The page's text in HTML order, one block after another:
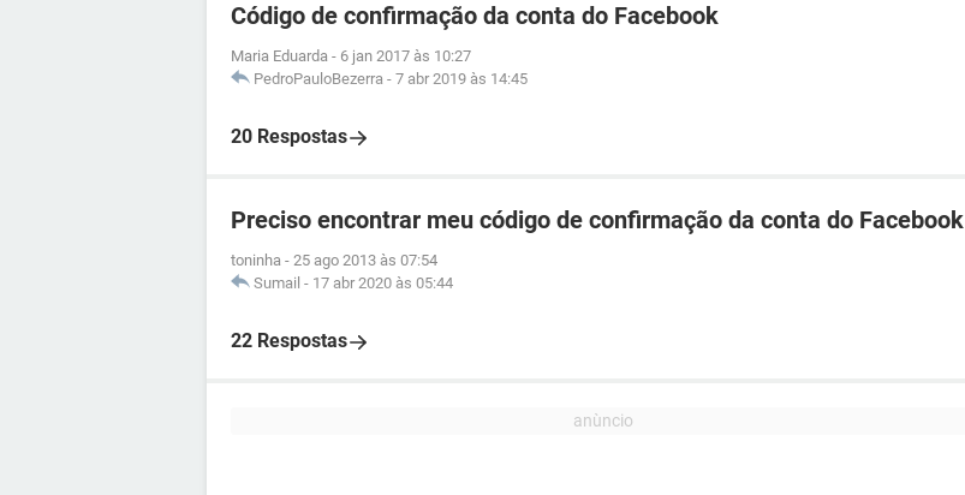
Código de confirmação da conta do Facebook
Maria Eduarda - 6 jan 2017 às 10:27
PedroPauloBezerra - 7 abr 2019 às 14:45
20 Respostas
Preciso encontrar meu código de confirmação da conta do Facebook
toninha - 25 ago 2013 às 07:54
Sumail - 17 abr 2020 às 05:44
22 Respostas